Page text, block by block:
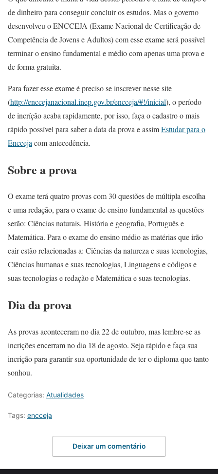
de dinheiro para conseguir concluir os estudos. Mas o governo
desenvolveu o ENCCEJA (Exame Nacional de Certificação de
Competência de Jovens e Adultos) com esse exame será possível
terminar o ensino fundamental e médio com apenas uma prova e
de forma gratuita.
Para fazer esse exame é preciso se inscrever nesse site
(http://enccejanacional.inep.gov.br/encceja/#!/inicial), o período
de incríção acaba rapidamente, por isso, faça o cadastro o mais
rápido possível para saber a data da prova e assimEstudar para o
Encceja com antecedência.
Sobre a prova
O exame terá quatro provas com 30 questões de múltipla escolha
e uma redação, para o exame de ensino fundamental as questões
serão: Ciências naturais, História e geografia, Português e
Matemática. Para o exame do ensino médio as matérias que irão
cair estão relacionadas a: Ciências da natureza e suas tecnologias,
Ciências humanas e suas tecnologias, Linguagens e códigos e
suas tecnologias e redação e Matemática e suas tecnologias.
Dia da prova
As provas aconteceram no dia 22 de outubro, mas lembre-se as
incrições encerram no dia 18 de agosto. Seja rápido e faça sua
incrição para garantir sua oportunidade de ter o diploma que tanto
sonhou.
Categorias: Atualidades
Tags: encceja
Deixar um comentário